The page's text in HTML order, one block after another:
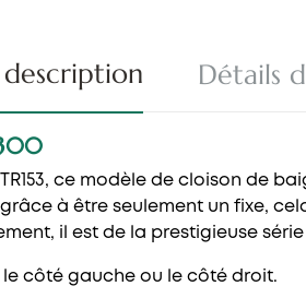
description Détails
ce modèle de cloison de
à être seulement un fixe,
il est de la prestigieuse série
le côté gauche ou le côté droit.